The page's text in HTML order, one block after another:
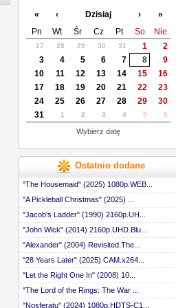
« ‹ Dzisiaj ›
»
Pn
Wt Śr Cz Pt So Nie
27 28 29 30 31 1
2
3
4 5 6 7 8
9
10
11 12 13 14 15
16
17
18 19 20 21 22
23
24
25 26 27 28 29
30
31
1 2 3 4 5 6
Wybierz datę
Ostatnio dodane
"The Housemaid" (2025) 1080p.WEB...
"A Pickleball Christmas" (2025) ...
"Jacob's Ladder" (1990) 2160p.UH...
"John Wick" (2014) 2160p.UHD.Blu...
"Alexander" (2004) Revisited.The...
"28 Years Later" (2025) CAM.x264...
"Let the Right One In" (2008) 10...
"The Lord of the Rings: The War ...
"Nosferatu" (2024) 1080p.HDTS-C1...
::